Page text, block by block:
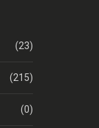
(23)
(215)
(0)